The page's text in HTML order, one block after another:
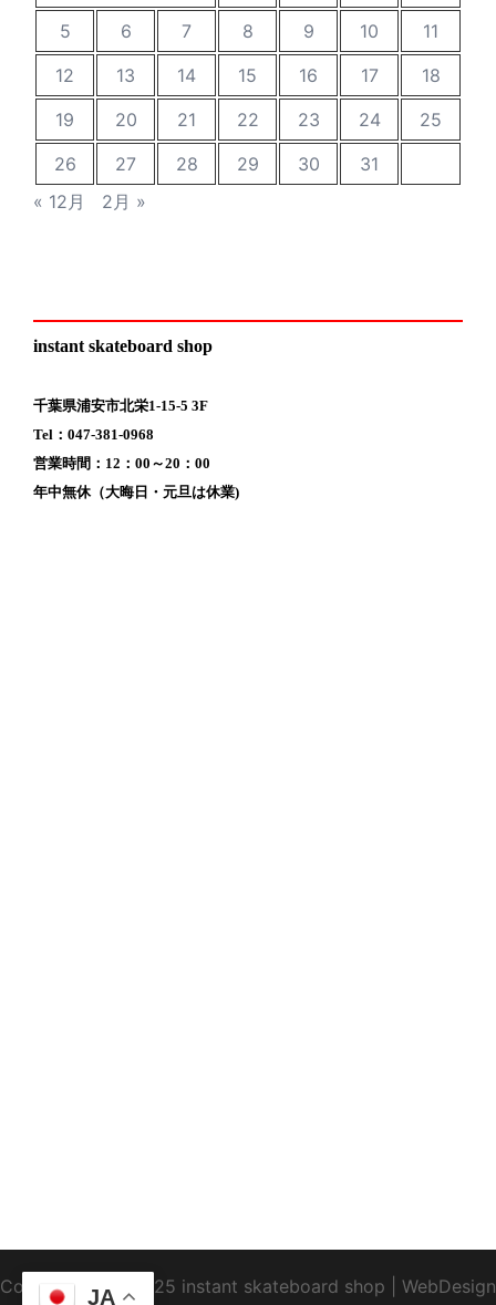
5
6 7 8 9 10
11
12
13 14 15 16 17
18
19
20 21 22 23 24
25
26
27 28 29 30
31
« 12月
2月 »
instant skateboard shop
千葉県浦安市北栄1-15-5 3F
Tel：047-381-0968
営業時間：12：00～20：00
年中無休（大晦日・元旦は休業)
Copyright1995-2025 instant skateboard shop
WebDesign
JA